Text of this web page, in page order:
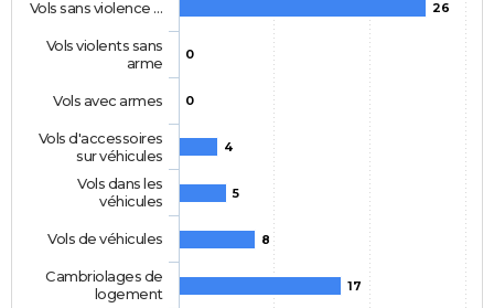
26
0
0
4
5
8
17
Vols sans violence …
Vols violents sans
arme
Vols avec armes
Vols d'accessoires
sur véhicules
Vols dans les
véhicules
Vols de véhicules
Cambriolages de
logement